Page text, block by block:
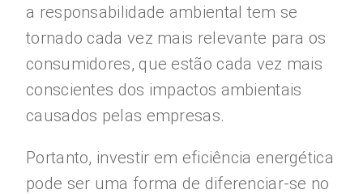
a responsabilidade ambiental tem se
tornado cada vez mais relevante para os
consumidores, que estão cada vez mais
conscientes dos impactos ambientais
causados pelas empresas.
Portanto, investir em eficiência energética
pode ser uma forma de diferenciar-se no